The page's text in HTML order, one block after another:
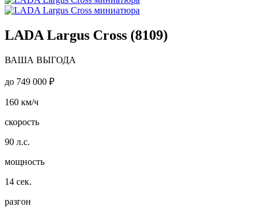
LADA Largus Cross (8109)
ВАША ВЫГОДА
до 749 000 ₽
160 км/ч
скорость
90 л.с.
мощность
14 сек.
разгон